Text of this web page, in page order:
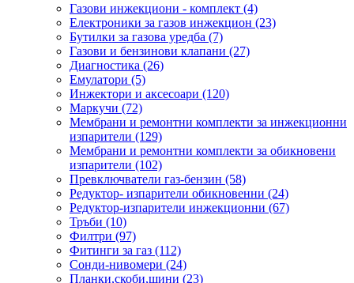
Газови инжекциони - комплект (4)
Електроники за газов инжекцион (23)
Бутилки за газова уредба (7)
Газови и бензинови клапани (27)
Диагностика (26)
Емулатори (5)
Инжектори и аксесоари (120)
Маркучи (72)
Мембрани и ремонтни комплекти за инжекционни
изпарители (129)
Мембрани и ремонтни комплекти за обикновени
изпарители (102)
Превключватели газ-бензин (58)
Редуктор- изпарители обикновенни (24)
Редуктор-изпарители инжекционни (67)
Тръби (10)
Филтри (97)
Фитинги за газ (112)
Сонди-нивомери (24)
Планки,скоби,шини (23)